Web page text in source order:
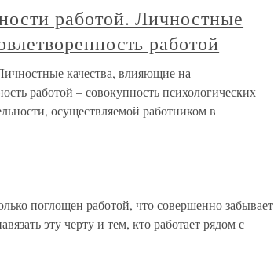
работой. Личностные
работой
качества, влияющие на
работой – совокупность психологических
осуществляемой работником в
поглощен работой, что совершенно забывает
эту черту и тем, кто работает рядом с